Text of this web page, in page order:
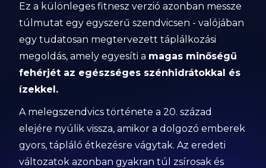
Ez a különleges fitnesz verzió azonban messze
túlmutat egy egyszerű szendvicsen - valójában
egy tudatosan megtervezett táplálkozási
megoldás, amely egyesíti a magas minőségű
fehérjét az egészséges szénhidrátokkal és
ízekkel.
A melegszendvics története a 20. század
elejére nyúlik vissza, amikor a dolgozó emberek
gyors, tápláló étkezésre vágytak. Az eredeti
változatok azonban gyakran túl zsírosak és